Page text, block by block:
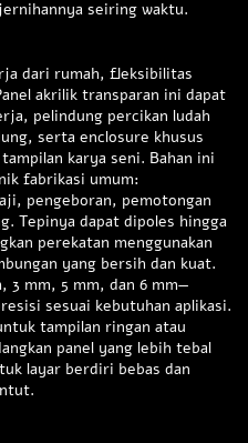
seiring waktu.
dari rumah, fleksibilitas
akrilik transparan ini dapat
pelindung percikan ludah
serta enclosure khusus
karya seni. Bahan ini
fabrikasi umum:
pengeboran, pemotongan
Tepinya dapat dipoles hingga
perekatan menggunakan
yang bersih dan kuat.
3 mm, 5 mm, dan 6 mm—
sesuai kebutuhan aplikasi.
tampilan ringan atau
panel yang lebih tebal
layar berdiri bebas dan